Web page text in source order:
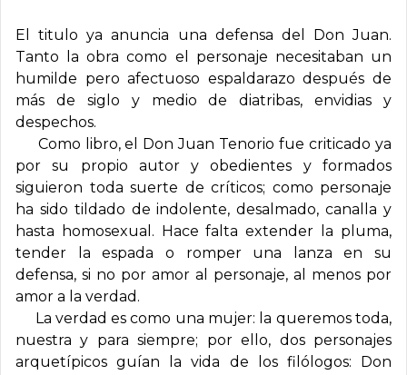
El titulo ya anuncia una defensa del Don Juan.
Tanto la obra como el personaje necesitaban un
humilde pero afectuoso espaldarazo después de
más de siglo y medio de diatribas, envidias y
despechos.
Como libro, el Don Juan Tenorio fue criticado ya
por su propio autor y obedientes y formados
siguieron toda suerte de críticos; como personaje
ha sido tildado de indolente, desalmado, canalla y
hasta homosexual. Hace falta extender la pluma,
tender la espada o romper una lanza en su
defensa, si no por amor al personaje, al menos por
amor a la verdad.
La verdad es como una mujer: la queremos toda,
nuestra y para siempre; por ello, dos personajes
arquetípicos guían la vida de los filólogos: Don